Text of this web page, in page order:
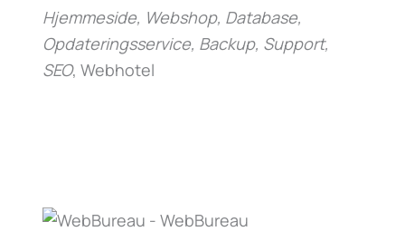
Hjemmeside, Webshop, Database,
Opdateringsservice, Backup, Support,
SEO, Webhotel